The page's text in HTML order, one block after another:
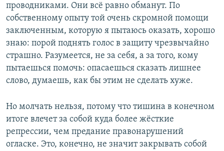
проводниками. Они всё равно обманут. По
собственному опыту той очень скромной помощи
заключенным, которую я пытаюсь оказать, хорошо
знаю: порой поднять голос в защиту чрезвычайно
страшно. Разумеется, не за себя, а за того, кому
пытаешься помочь: опасаешься сказать лишнее
слово, думаешь, как бы этим не сделать хуже.
Но молчать нельзя, потому что тишина в конечном
итоге влечет за собой куда более жёсткие
репрессии, чем предание правонарушений
огласке. Это, конечно, не значит закрывать собой